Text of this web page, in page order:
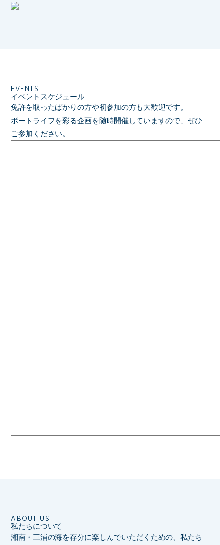
EVENTS
イベントスケジュール
免許を取ったばかりの方や初参加の方も大歓迎です。
ボートライフを彩る企画を随時開催していますので、ぜひ
ご参加ください。
ABOUT US
私たちについて
湘南・三浦の海を存分に楽しんでいただくための、私たち